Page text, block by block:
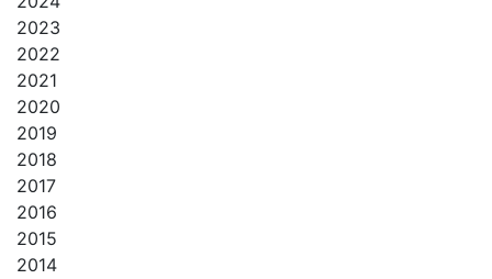
2023
2022
2021
2020
2019
2018
2017
2016
2015
2014